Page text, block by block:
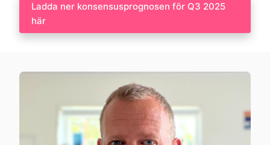
Ladda ner konsensusprognosen för Q3 2025
här